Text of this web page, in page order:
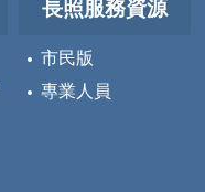
長照服務資源
市民版
專業人員